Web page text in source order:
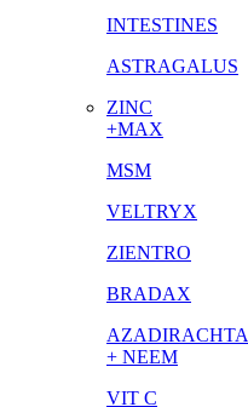
INTESTINES
ASTRAGALUS
ZINC
+MAX
MSM
VELTRYX
ZIENTRO
BRADAX
AZADIRACHTA
+ NEEM
VIT C